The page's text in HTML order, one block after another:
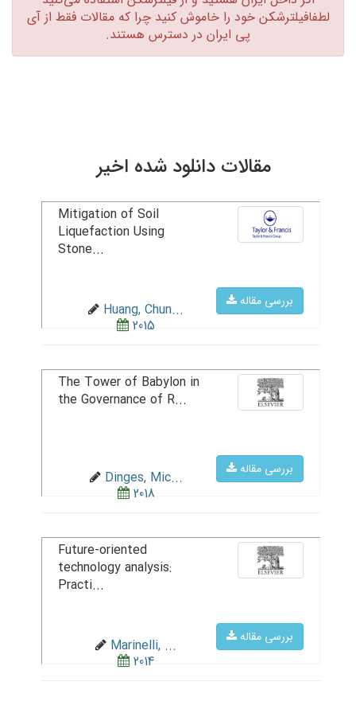
لطفافیلترشکن خود را خاموش کنید چرا که مقالات فقط از آی
پی ایران در دسترس هستند.‏
مقالات دانلود شده اخیر
بررسی مقاله
Mitigation of Soil
Liquefaction Using
Stone...
Huang, Chun...
2015
بررسی مقاله
The Tower of Babylon in
the Governance of R...
Dinges, Mic...
2018
بررسی مقاله
Future-oriented
technology analysis:
Practi...
Marinelli, ...
2014